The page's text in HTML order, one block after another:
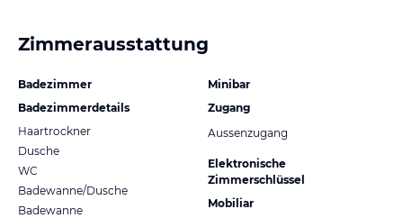
Zimmerausstattung
Badezimmer
Badezimmerdetails
Haartrockner
Dusche
WC
Badewanne/Dusche
Badewanne
Minibar
Zugang
Aussenzugang
Elektronische
Zimmerschlüssel
Mobiliar